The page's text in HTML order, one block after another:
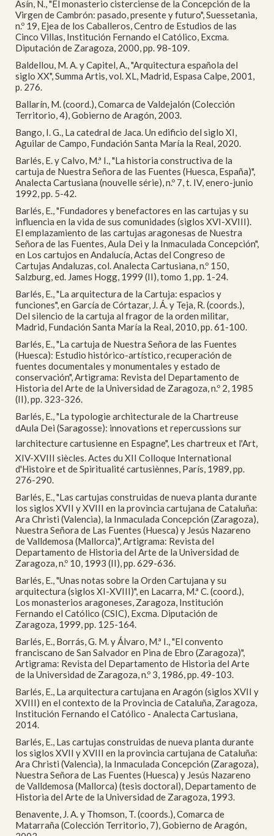
Asín, N., "El monasterio cisterciense de la Concepción de la
Virgen de Cambrón: pasado, presente y futuro", Suessetania,
n.º 19, Ejea de los Caballeros, Centro de Estudios de las
Cinco Villas, Institución Fernando el Católico, Excma.
Diputación de Zaragoza, 2000, pp. 98-109.
Baldellou, M. A. y Capitel, A., "Arquitectura española del
siglo XX", Summa Artis, vol. XL, Madrid, Espasa Calpe, 2001,
p. 276.
Ballarín, M. (coord.), Comarca de Valdejalón (Colección
Territorio, 4), Gobierno de Aragón, 2003.
Bango, I. G., La catedral de Jaca. Un edificio del siglo XI,
Aguilar de Campo, Fundación Santa María la Real, 2020.
Barlés, E. y Calvo, M.ª I., "La historia constructiva de la
cartuja de Nuestra Señora de las Fuentes (Huesca, España)",
Analecta Cartusiana (nouvelle série), n.º 7, t. IV, enero-junio
1992, pp. 5-42.
Barlés, E., "Fundadores y benefactores en las cartujas y su
influencia en la vida de sus comunidades (siglos XVI-XVIII).
El emplazamiento de las cartujas aragonesas de Nuestra
Señora de las Fuentes, Aula Dei y la Inmaculada Concepción",
en Los cartujos en Andalucía, Actas del Congreso de
Cartujas Andaluzas, col. Analecta Cartusiana, n.º 150,
Salzburg, ed. James Hogg, 1999 (II), tomo 1, pp. 1-24.
Barlés, E., "La arquitectura de la Cartuja: espacios y
funciones", en García de Córtazar, J. Á. y Teja, R. (coords.),
Del silencio de la cartuja al fragor de la orden militar,
Madrid, Fundación Santa María la Real, 2010, pp. 61-100.
Barlés, E., "La cartuja de Nuestra Señora de las Fuentes
(Huesca): Estudio histórico-artístico, recuperación de
fuentes documentales y monumentales y estado de
conservación", Artigrama: Revista del Departamento de
Historia del Arte de la Universidad de Zaragoza, n.º 2, 1985
(II), pp. 323-326.
Barlés, E., "La typologie architecturale de la Chartreuse
dAula Dei (Saragosse): innovations et repercussions sur
larchitecture cartusienne en Espagne", Les chartreux et l'Art,
XIV-XVIII siècles. Actes du XII Colloque International
d'Histoire et de Spiritualité cartusiènnes, París, 1989, pp.
276-290.
Barlés, E., "Las cartujas construidas de nueva planta durante
los siglos XVII y XVIII en la provincia cartujana de Cataluña:
Ara Christi (Valencia), la Inmaculada Concepción (Zaragoza),
Nuestra Señora de Las Fuentes (Huesca) y Jesús Nazareno
de Valldemosa (Mallorca)", Artigrama: Revista del
Departamento de Historia del Arte de la Universidad de
Zaragoza, n.º 10, 1993 (II), pp. 629-636.
Barlés, E., "Unas notas sobre la Orden Cartujana y su
arquitectura (siglos XI-XVIII)", en Lacarra, M.ª C. (coord.),
Los monasterios aragoneses, Zaragoza, Institución
Fernando el Católico (CSIC), Excma. Diputación de
Zaragoza, 1999, pp. 125-164.
Barlés, E., Borrás, G. M. y Álvaro, M.ª I., "El convento
franciscano de San Salvador en Pina de Ebro (Zaragoza)",
Artigrama: Revista del Departamento de Historia del Arte
de la Universidad de Zaragoza, n.º 3, 1986, pp. 49-103.
Barlés, E., La arquitectura cartujana en Aragón (siglos XVII y
XVIII) en el contexto de la Provincia de Cataluña, Zaragoza,
Institución Fernando el Católico - Analecta Cartusiana,
2014.
Barlés, E., Las cartujas construidas de nueva planta durante
los siglos XVII y XVIII en la provincia cartujana de Cataluña:
Ara Christi (Valencia), la Inmaculada Concepción (Zaragoza),
Nuestra Señora de Las Fuentes (Huesca) y Jesús Nazareno
de Valldemosa (Mallorca) (tesis doctoral), Departamento de
Historia del Arte de la Universidad de Zaragoza, 1993.
Benavente, J. A. y Thomson, T. (coords.), Comarca de
Matarraña (Colección Territorio, 7), Gobierno de Aragón,